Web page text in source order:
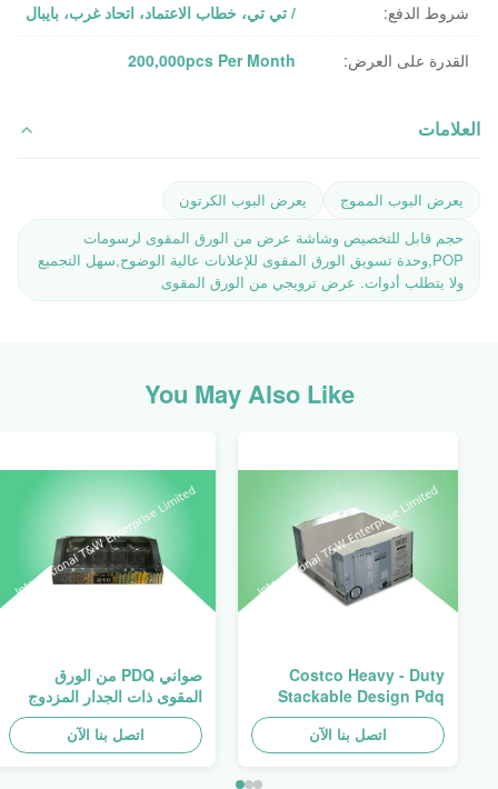
شروط الدفع: / تي تي، خطاب الاعتماد، اتحاد غرب، بايبال
القدرة على العرض: 200,000pcs Per Month
العلامات
يعرض البوب ​​المموج
يعرض البوب ​​الكرتون
حجم قابل للتخصيص وشاشة عرض من الورق المقوى لرسومات
POP,وحدة تسويق الورق المقوى للإعلانات عالية الوضوح,سهل التجميع
ولا يتطلب أدوات. عرض ترويجي من الورق المقوى
You May Also Like
Costco Heavy - Duty
Stackable Design Pdq
Trays To Selling Curtain ,
Load 100kgsاتصل بنا الآن
صواني PDQ من الورق
المقوى ذات الجدار المزدوج
عالية التحمل لتعزيز التوابل/
الأطعمة
اتصل بنا الآن